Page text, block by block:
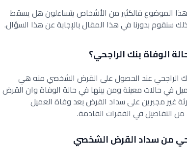
هذا الموضوع فالكثير من الأشخاص يتساءلون هل يسقط
سنقوم بدورنا في هذا المقال بالإجابة عن هذا السؤال.
الوفاة بنك الراجحي؟
الراجحي عند الحصول على القرض الشخصي منه هي
في حالات معينة ومن بينها في حالة الوفاة وان القرض
غير مجبرين على سداد القرض بعد وفاة العميل
التفاصيل في الفقرات القادمة.
من سداد القرض الشخصي